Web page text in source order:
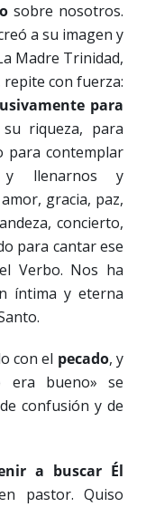
sobre nosotros.
a su imagen y
Madre Trinidad,
con fuerza:
para
riqueza, para
para contemplar
llenarnos y
gracia, paz,
concierto,
para cantar ese
Verbo. Nos ha
íntima y eterna
con el pecado, y
era bueno» se
confusión y de
a buscar Él
pastor. Quiso